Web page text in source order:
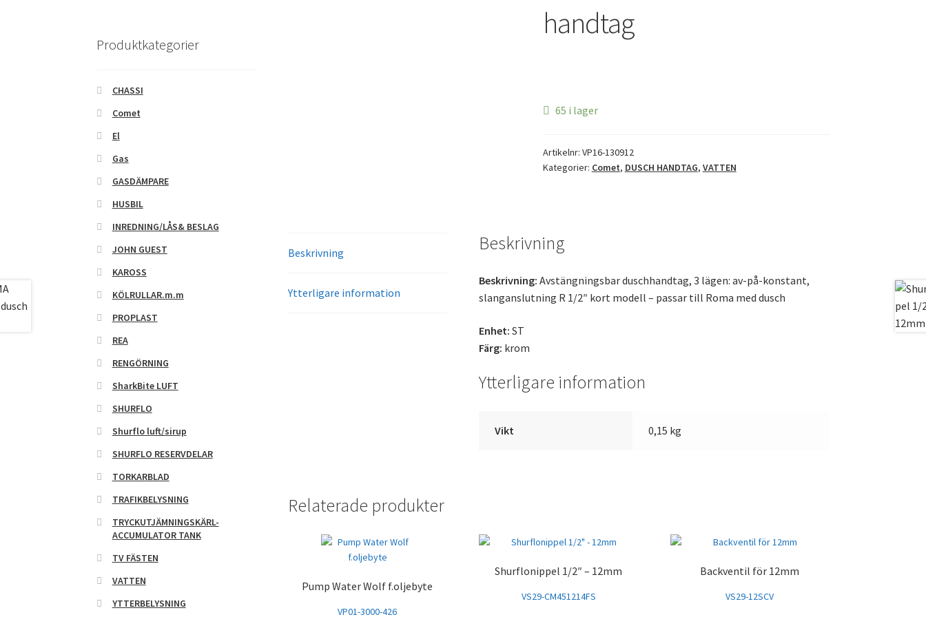
handtag
65 i lager
Artikelnr: VP16-130912
Kategorier: Comet, DUSCH HANDTAG, VATTEN
Beskrivning
Ytterligare information
Beskrivning
Beskrivning: Avstängningsbar duschhandtag, 3 lägen: av-på-konstant,
slanganslutning R 1/2″ kort modell – passar till Roma med dusch
Enhet: ST
Färg: krom
Ytterligare information
Vikt 0,15 kg
Relaterade produkter
Pump Water Wolf f.oljebyte
VP01-3000-426
Shurflonippel 1/2″ – 12mm
VS29-CM451214FS
Backventil för 12mm
VS29-12SCV
Produktkategorier
CHASSI
Comet
El
Gas
GASDÄMPARE
HUSBIL
INREDNING/LÅS& BESLAG
JOHN GUEST
KAROSS
KÖLRULLAR.m.m
PROPLAST
REA
RENGÖRNING
SharkBite LUFT
SHURFLO
Shurflo luft/sirup
SHURFLO RESERVDELAR
TORKARBLAD
TRAFIKBELYSNING
TRYCKUTJÄMNINGSKÄRL-
ACCUMULATOR TANK
TV FÄSTEN
VATTEN
YTTERBELYSNING